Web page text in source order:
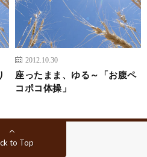
2012.10.30
座ったまま、ゆる～「お腹ペ
コポコ体操」
to Top